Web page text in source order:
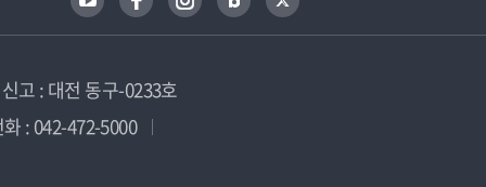
고 : 대전 동구-0233호
: 042-472-5000